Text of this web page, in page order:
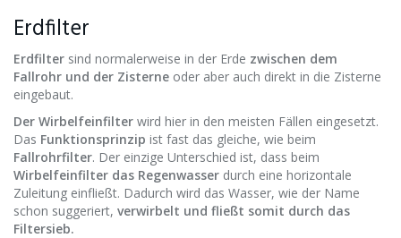
Erdfilter
Erdfilter sind normalerweise in der Erde zwischen dem
Fallrohr und der Zisterne oder aber auch direkt in die Zisterne
eingebaut.
Der Wirbelfeinfilter wird hier in den meisten Fällen eingesetzt.
Das Funktionsprinzip ist fast das gleiche, wie beim
Fallrohrfilter. Der einzige Unterschied ist, dass beim
Wirbelfeinfilter das Regenwasser durch eine horizontale
Zuleitung einfließt. Dadurch wird das Wasser, wie der Name
schon suggeriert, verwirbelt und fließt somit durch das
Filtersieb.